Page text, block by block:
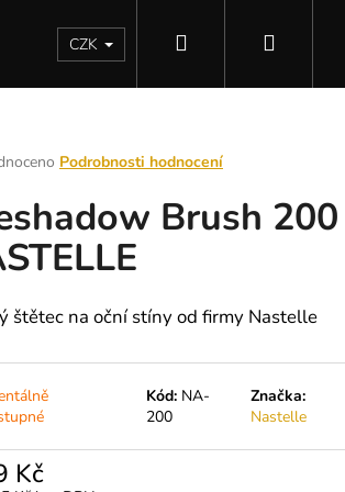
KontaktyCZK
Podrobnosti hodnocení
Brush 200
štětec na oční stíny od firmy Nastelle
Kód: NA-
200
Značka:
Nastelle
Kč